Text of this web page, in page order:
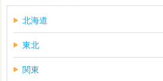
北海道
東北
関東